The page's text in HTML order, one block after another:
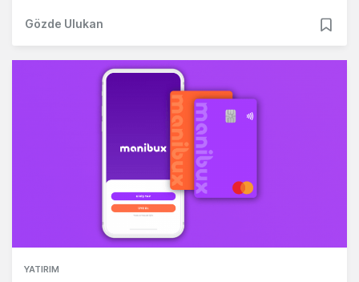
Gözde Ulukan
YATIRIM